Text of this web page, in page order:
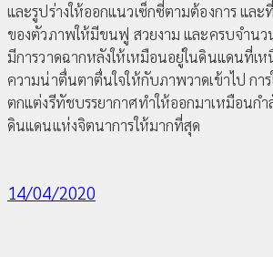
และรูปร่างให้ออกแนวเซ็กซี่ตามต้องการ แล
ของตัวภาพให้มีขนฟู สวยงาม และครบจำนว
มีการวาดฉากหลังให้เหมือนอยู่ในดินแดนที่เห
ความน่าตื่นตาตื่นใจให้กับภาพวาดเข้าไป กา
ตกแต่งรีทัชบรรยากาศทำให้ออกมาเหมือนกำ
ดินแดนแห่งจิตนาการให้มากที่สุด
14/04/2020